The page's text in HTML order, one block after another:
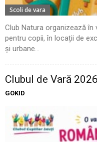
Scoli de vara
Club Natura organizează în
pentru copii, în locații de
și urbane...
Clubul de Vară
GOKID